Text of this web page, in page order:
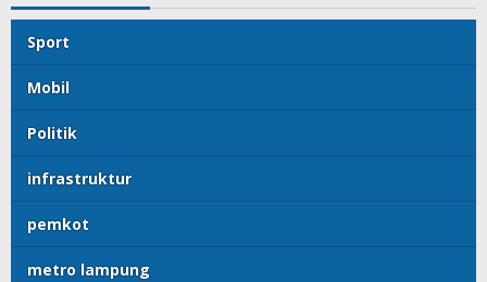
Sport
Mobil
Politik
infrastruktur
pemkot
metro lampung